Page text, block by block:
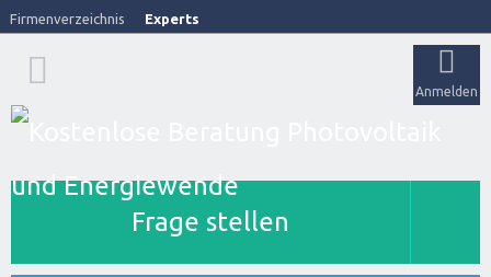
Firmenverzeichnis Experts
Anmelden
Frage stellen